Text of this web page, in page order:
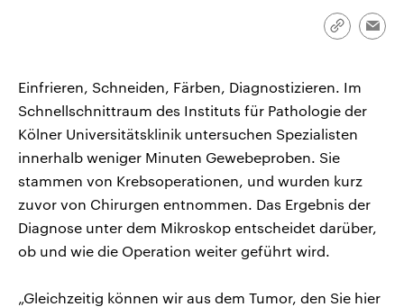
Link
Einfrieren, Schneiden, Färben, Diagnostizieren. Im
Schnellschnittraum des Instituts für Pathologie der
Kölner Universitätsklinik untersuchen Spezialisten
innerhalb weniger Minuten Gewebeproben. Sie
stammen von Krebsoperationen, und wurden kurz
zuvor von Chirurgen entnommen. Das Ergebnis der
Diagnose unter dem Mikroskop entscheidet darüber,
ob und wie die Operation weiter geführt wird.
„Gleichzeitig können wir aus dem Tumor, den Sie hier